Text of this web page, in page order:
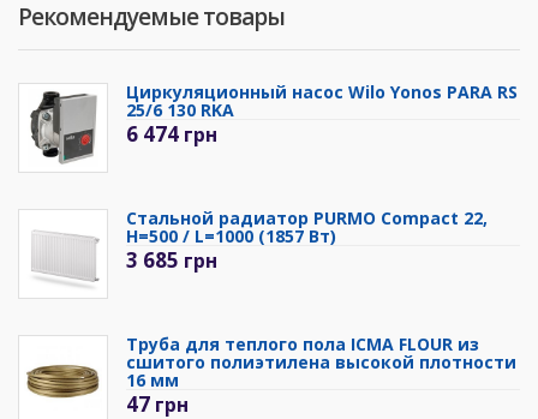
Рекомендуемые товары
Циркуляционный насос Wilo Yonos PARA RS
25/6 130 RKA
6 474 грн
Стальной радиатор PURMO Compact 22,
H=500 / L=1000 (1857 Вт)
3 685 грн
Труба для теплого пола ICMA FLOUR из
сшитого полиэтилена высокой плотности
16 мм
47 грн